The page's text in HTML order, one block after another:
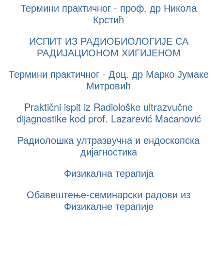
Термини практичног - проф. др Никола
Крстић
ИСПИТ ИЗ РАДИОБИОЛОГИЈЕ СА
РАДИЈАЦИОНОМ ХИГИЈЕНОМ
Термини практичног - Доц. др Марко Јумаке
Митровић
Praktični ispit iz Radiološke ultrazvučne
dijagnostike kod prof. Lazarević Macanović
Радиолошка ултразвучна и ендоскопска
дијагностика
Физикална терапија
Обавештење-семинарски радови из
Физикалне терапије